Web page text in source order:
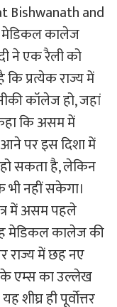
Bishwanath and
मेडिकल कालेज
ने एक रैली को
प्रत्येक राज्य में
कॉलेज हो, जहां
कहा कि असम में
पर इस दिशा में
सकता है, लेकिन
भी नहीं सकेगा।
में असम पहले
मेडिकल कालेज की
राज्य में छह नए
के एम्स का उल्लेख
शीघ्र ही पूर्वोत्तर